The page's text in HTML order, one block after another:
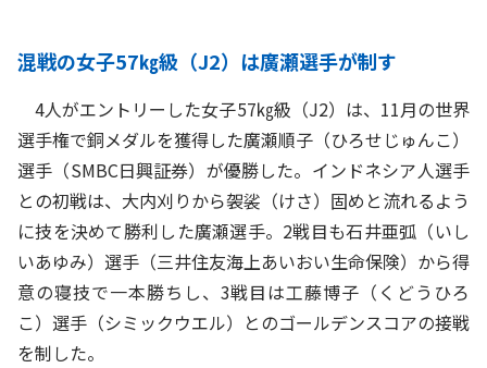
混戦の女子57㎏級（J2）は廣瀬選手が制す
4人がエントリーした女子57㎏級（J2）は、11月の世界
選手権で銅メダルを獲得した廣瀬順子（ひろせじゅんこ）
選手（SMBC日興証券）が優勝した。インドネシア人選手
との初戦は、大内刈りから袈裟（けさ）固めと流れるよう
に技を決めて勝利した廣瀬選手。2戦目も石井亜弧（いし
いあゆみ）選手（三井住友海上あいおい生命保険）から得
意の寝技で一本勝ちし、3戦目は工藤博子（くどうひろ
こ）選手（シミックウエル）とのゴールデンスコアの接戦
を制した。